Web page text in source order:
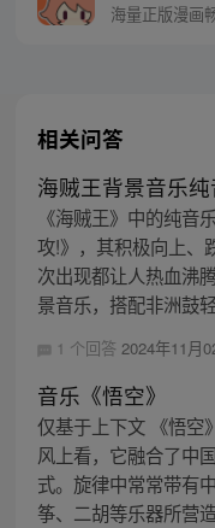
海量正版漫画
相关问答
海贼王背景音乐
《海贼王》中的纯音
攻!》，其积极向上、
次出现都让人热血沸
景音乐，搭配非洲鼓
1 个回答 2024年11月
音乐《悟空》
仅基于上下文 《悟空
风上看，它融合了中
式。旋律中常常带有
筝、二胡等乐器所营